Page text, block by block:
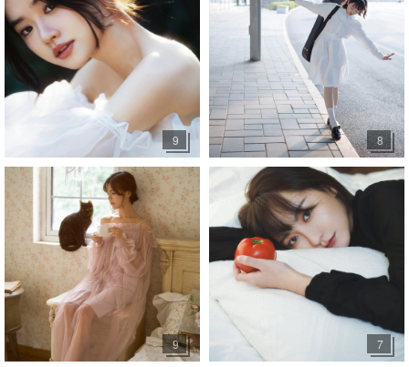
9 8
9 7